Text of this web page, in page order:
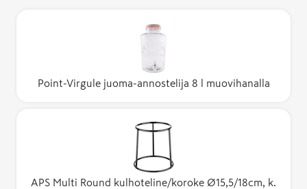
Point-Virgule juoma-annostelija 8 l muovihanalla
APS Multi Round kulhoteline/koroke Ø15,5/18cm, k.